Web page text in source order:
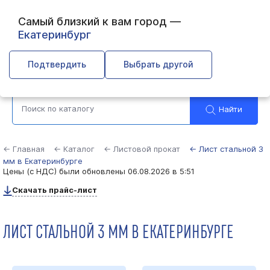
Самый близкий к вам город —
Екатеринбург
Подтвердить Выбрать другой
Выберите город
Найти
← Главная ← Каталог ← Листовой прокат
← Лист стальной 3
мм в Екатеринбурге
Цены (с НДС) были обновлены 06.08.2026 в 5:51
Скачать прайс-лист
ЛИСТ СТАЛЬНОЙ 3 ММ В ЕКАТЕРИНБУРГЕ